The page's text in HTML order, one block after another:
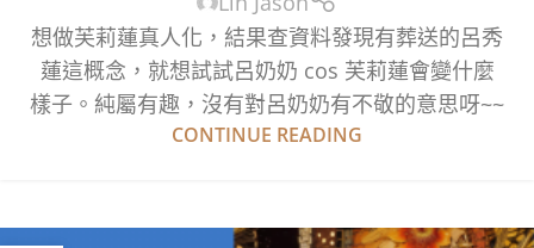
想做芙莉蓮真人化，結果查資料發現有葬送的呂秀
蓮這概念，就想試試呂奶奶 cos 芙莉蓮會變什麼
樣子。純屬有趣，沒有對呂奶奶有不敬的意思呀~~
CONTINUE READING